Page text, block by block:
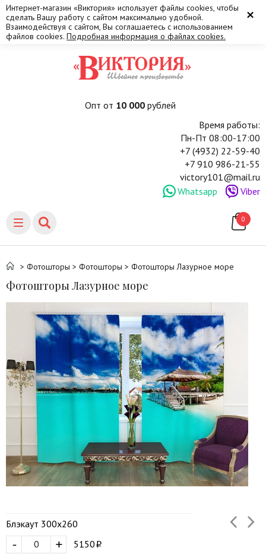
×
Интернет-магазин «Виктория» использует файлы cookies, чтобы
сделать Вашу работу с сайтом максимально удобной.
Взаимодействуя с сайтом, Вы соглашаетесь с использованием
файлов cookies. Подробная информация о файлах cookies.
Опт от 10 000рублей
Время работы:
Пн-Пт 08:00-17:00
+7 (4932) 22-59-40
+7 910 986-21-55
victory101@mail.ru
Whatsapp
Viber
0
> Фотошторы > Фотошторы > Фотошторы Лазурное море
Фотошторы Лазурное море
Блэкаут 300х260
+
-
5150